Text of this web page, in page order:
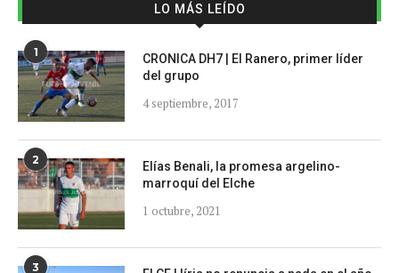
LO MÁS LEÍDO
1
CRONICA DH7 | El Ranero, primer líder
del grupo
4 septiembre, 2017
2
Elías Benali, la promesa argelino-
marroquí del Elche
1 octubre, 2021
3